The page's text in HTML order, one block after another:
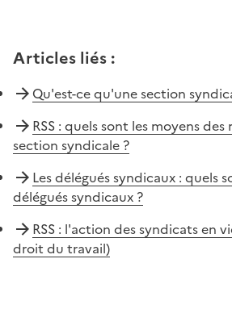
Articles liés :
Qu'est-ce qu'une section
RSS : quels sont les moyens
section syndicale ?
Les délégués syndicaux : quels
délégués syndicaux ?
RSS : l'action des syndicats en
droit du travail)